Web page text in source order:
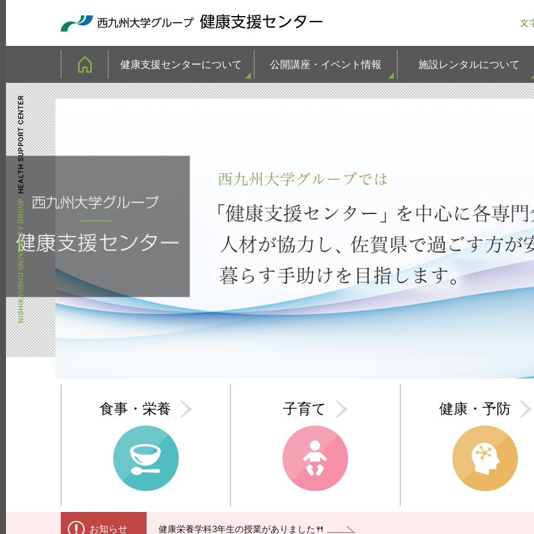
健康支援センターについて 公開講座・イベント情報 施設レンタルについて
食事・栄養 子育て 健康・予防
お知らせ 健康栄養学科3年生の授業がありました🍴